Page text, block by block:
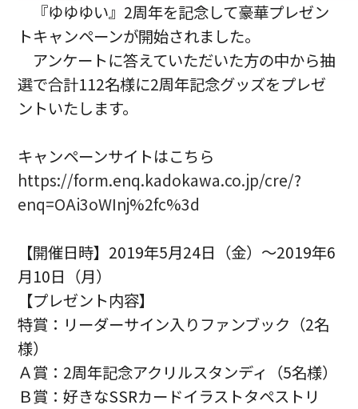
『ゆゆゆい』2周年を記念して豪華プレゼン
トキャンペーンが開始されました。
アンケートに答えていただいた方の中から抽
選で合計112名様に2周年記念グッズをプレゼ
ントいたします。
キャンペーンサイトはこちら
https://form.enq.kadokawa.co.jp/cre/?
enq=OAi3oWInj%2fc%3d
【開催日時】2019年5月24日（金）～2019年6
月10日（月）
【プレゼント内容】
特賞：リーダーサイン入りファンブック（2名
様）
Ａ賞：2周年記念アクリルスタンディ（5名様）
Ｂ賞：好きなSSRカードイラストタペストリ